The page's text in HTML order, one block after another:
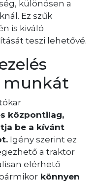
különösen a
Ez szűk
is kiváló
teszi lehetővé.
munkát
központilag,
be a kívánt
Igény szerint ez
a traktor
elérhető
könnyen